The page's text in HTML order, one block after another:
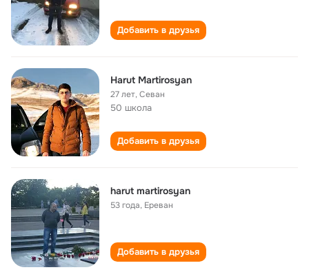
Добавить в друзья
Harut Martirosyan
27 лет,Севан
50 школа
Добавить в друзья
harut martirosyan
53 года, Ереван
Добавить в друзья